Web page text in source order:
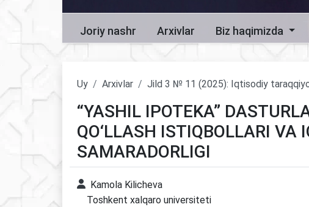
Joriy nashr Arxivlar Biz haqimizda
Uy Arxivlar Jild 3 № 11 (2025): Iqtisodiy
“YASHIL IPOTEKA”
QO‘LLASH ISTIQBOLLARI VA
SAMARADORLIGI
Kamola Kilicheva
Toshkent xalqaro universiteti